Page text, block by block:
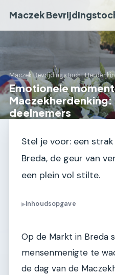
Maczek
Maczek Bevrijdingstocht›
Emotionele
Maczekherdenking:
deelnemers
Stel je voor: een
Breda, de geur van
een plein vol stilte.
▶Inhoudsopgave
Op de Markt in Breda
mensenmenigte te
de dag van de